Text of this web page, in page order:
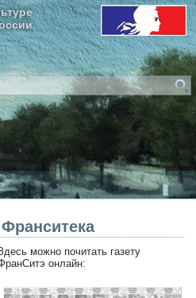
Франситека
можно почитать газету
онлайн: